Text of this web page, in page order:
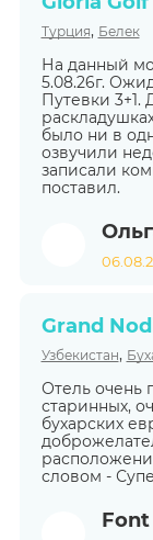
Турция, Белек
На данный
5.08.26г.
Путевки 3+1.
было ни в
озвучили
записали
поставил.
Grand
Узбекистан,
Отель очень
старинных,
бухарских
словом -
Font